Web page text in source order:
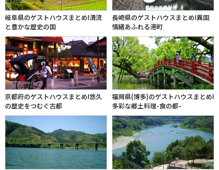
岐阜県のゲストハウスまとめ!清流
と豊かな歴史の国
長崎県のゲストハウスまとめ!異国
情緒あふれる港町
京都府のゲストハウスまとめ!悠久
の歴史をつむぐ古都
福岡県(博多)のゲストハウスまとめ!
多彩な郷土料理-食の都-